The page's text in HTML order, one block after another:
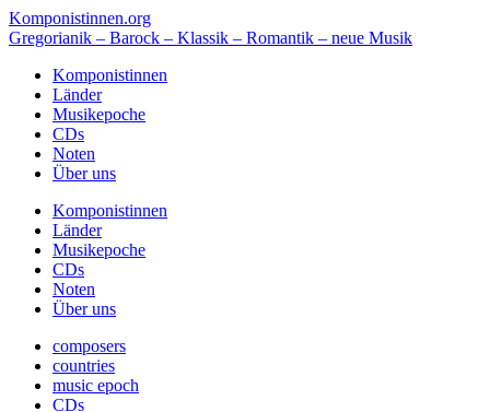
Komponistinnen.org
Gregorianik – Barock – Klassik – Romantik – neue Musik
Komponistinnen
Länder
Musikepoche
CDs
Noten
Über uns
Komponistinnen
Länder
Musikepoche
CDs
Noten
Über uns
composers
countries
music epoch
CDs